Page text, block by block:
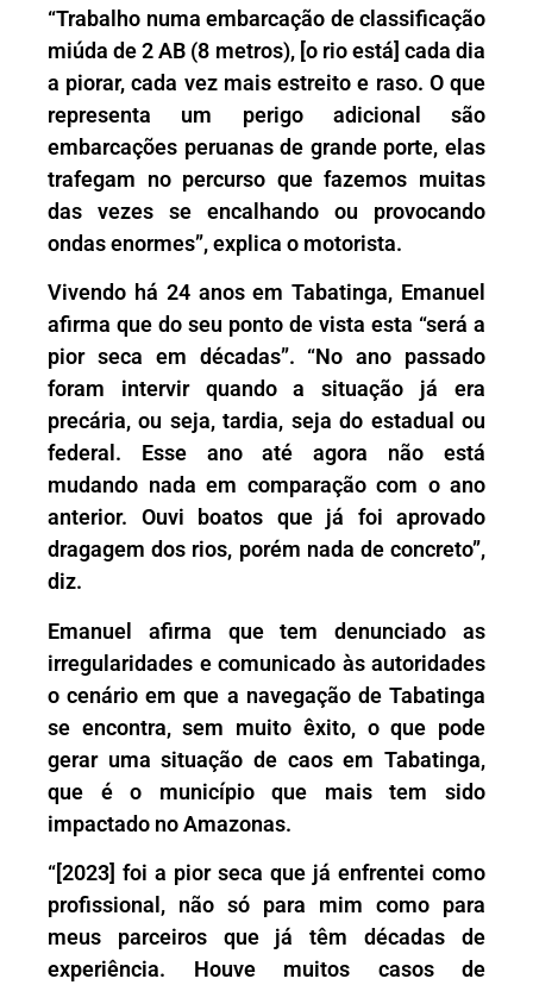
“Trabalho numa embarcação de classificação
miúda de 2 AB (8 metros), [o rio está] cada dia
a piorar, cada vez mais estreito e raso. O que
representa um perigo adicional são
embarcações peruanas de grande porte, elas
trafegam no percurso que fazemos muitas
das vezes se encalhando ou provocando
ondas enormes”, explica o motorista.
Vivendo há 24 anos em Tabatinga, Emanuel
afirma que do seu ponto de vista esta “será a
pior seca em décadas”. “No ano passado
foram intervir quando a situação já era
precária, ou seja, tardia, seja do estadual ou
federal. Esse ano até agora não está
mudando nada em comparação com o ano
anterior. Ouvi boatos que já foi aprovado
dragagem dos rios, porém nada de concreto”,
diz.
Emanuel afirma que tem denunciado as
irregularidades e comunicado às autoridades
o cenário em que a navegação de Tabatinga
se encontra, sem muito êxito, o que pode
gerar uma situação de caos em Tabatinga,
que é o município que mais tem sido
impactado no Amazonas.
“[2023] foi a pior seca que já enfrentei como
profissional, não só para mim como para
meus parceiros que já têm décadas de
experiência. Houve muitos casos de